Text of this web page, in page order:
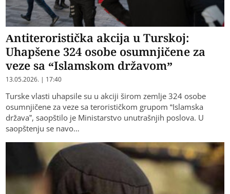
Antiteroristička akcija u Turskoj:
Uhapšene 324 osobe osumnjičene za
veze sa “Islamskom državom”
13.05.2026. | 17:40
Turske vlasti uhapsile su u akciji širom zemlje 324 osobe
osumnjičene za veze sa terorističkom grupom “Islamska
država”, saopštilo je Ministarstvo unutrašnjih poslova. U
saopštenju se navo…